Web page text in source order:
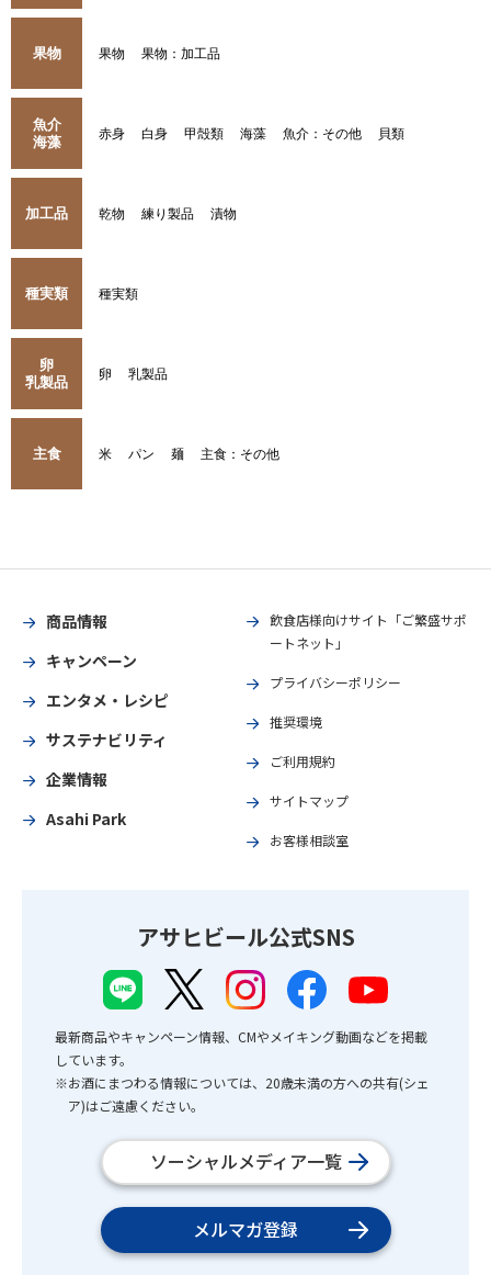
果物 果物 果物：加工品
魚介
海藻
赤身 白身 甲殻類 海藻 魚介：その他 貝類
加工品 乾物 練り製品 漬物
種実類 種実類
卵
乳製品
卵 乳製品
主食 米 パン 麺 主食：その他
商品情報
キャンペーン
エンタメ・レシピ
サステナビリティ
企業情報
Asahi Park
飲食店様向けサイト「ご繁盛サポ
ートネット」
プライバシーポリシー
推奨環境
ご利用規約
サイトマップ
お客様相談室
アサヒビール公式SNS
最新商品やキャンペーン情報、CMやメイキング動画などを掲載
しています。
※お酒にまつわる情報については、20歳未満の方への共有(シェ
ア)はご遠慮ください。
ソーシャルメディア一覧
メルマガ登録